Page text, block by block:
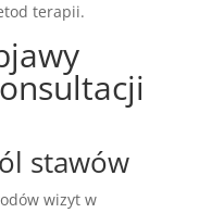
terapii.
stawów
wizyt w